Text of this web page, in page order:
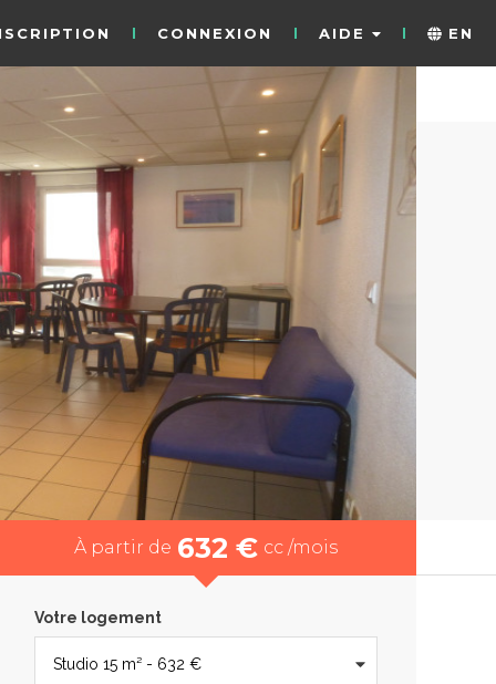
CONNEXION AIDE EN
11
À partir de 632 € cc /mois
Votre logement